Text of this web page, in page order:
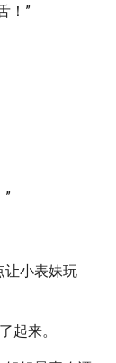
！”
”
让小表妹玩
起来。